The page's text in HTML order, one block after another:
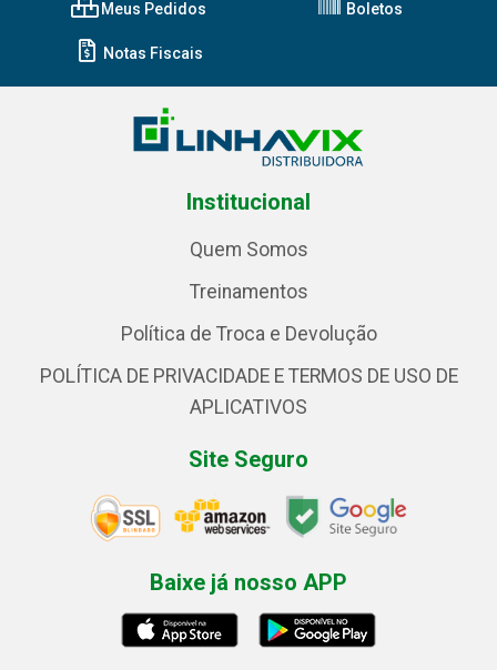
Meus Pedidos Boletos
Notas Fiscais
Institucional
Quem Somos
Treinamentos
Política de Troca e Devolução
POLÍTICA DE PRIVACIDADE E TERMOS DE USO DE
APLICATIVOS
Site Seguro
Baixe já nosso APP